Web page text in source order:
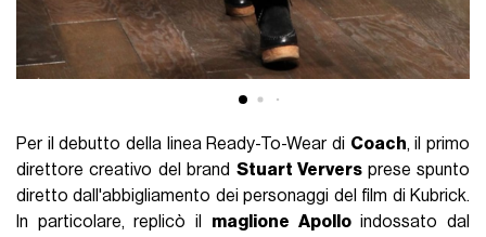
Per il debutto della linea Ready-To-Wear di Coach, il primo
direttore creativo del brand Stuart Ververs prese spunto
diretto dall'abbigliamento dei personaggi del film di Kubrick.
In particolare, replicò il maglione Apolloindossato dal